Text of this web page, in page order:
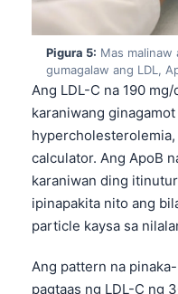
Pigura 5: Mas malinaw
gumagalaw ang LDL,
Ang LDL-C na 190
karaniwang
calculator. Ang ApoB
karaniwan ding
ipinapakita nito ang
particle kaysa sa
Ang pattern na
pagtaas ng LDL-C ng